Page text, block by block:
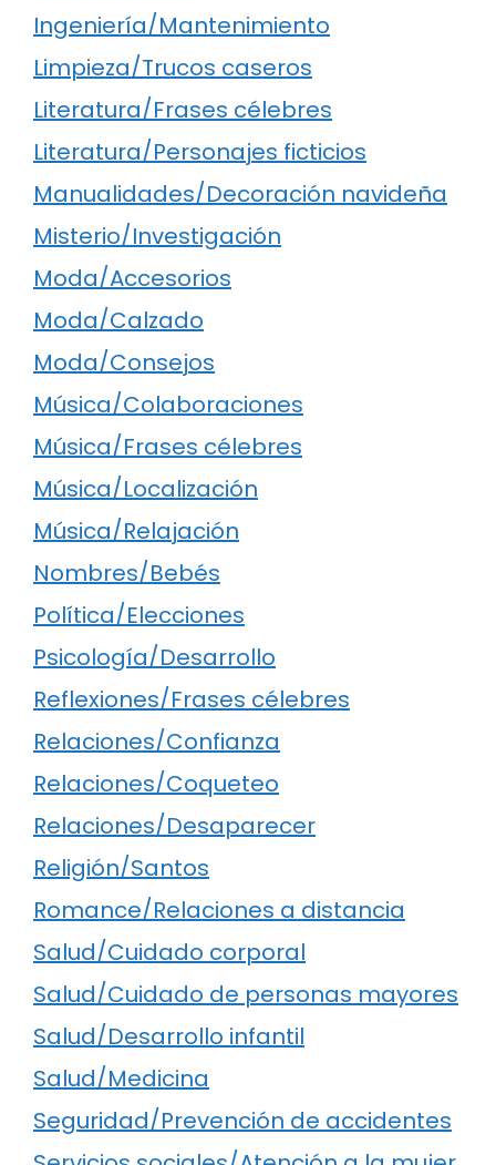
Ingeniería/Mantenimiento
Limpieza/Trucos caseros
Literatura/Frases célebres
Literatura/Personajes ficticios
Manualidades/Decoración navideña
Misterio/Investigación
Moda/Accesorios
Moda/Calzado
Moda/Consejos
Música/Colaboraciones
Música/Frases célebres
Música/Localización
Música/Relajación
Nombres/Bebés
Política/Elecciones
Psicología/Desarrollo
Reflexiones/Frases célebres
Relaciones/Confianza
Relaciones/Coqueteo
Relaciones/Desaparecer
Religión/Santos
Romance/Relaciones a distancia
Salud/Cuidado corporal
Salud/Cuidado de personas mayores
Salud/Desarrollo infantil
Salud/Medicina
Seguridad/Prevención de accidentes